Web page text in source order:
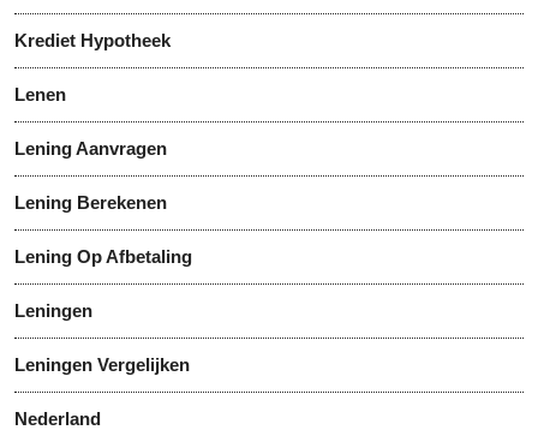
Krediet Hypotheek
Lenen
Lening Aanvragen
Lening Berekenen
Lening Op Afbetaling
Leningen
Leningen Vergelijken
Nederland